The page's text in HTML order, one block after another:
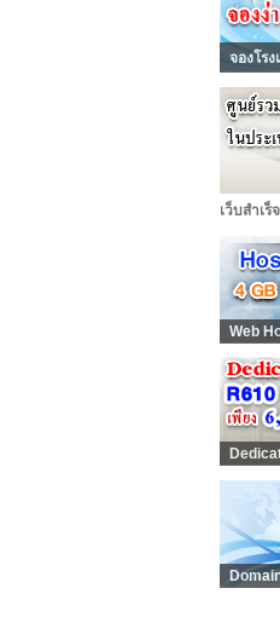
จองโร
เว็บสำเร็
Web